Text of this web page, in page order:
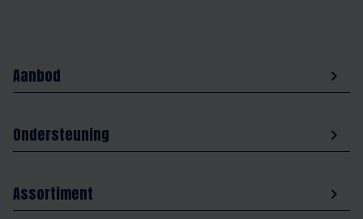
Aanbod
Ondersteuning
Assortiment